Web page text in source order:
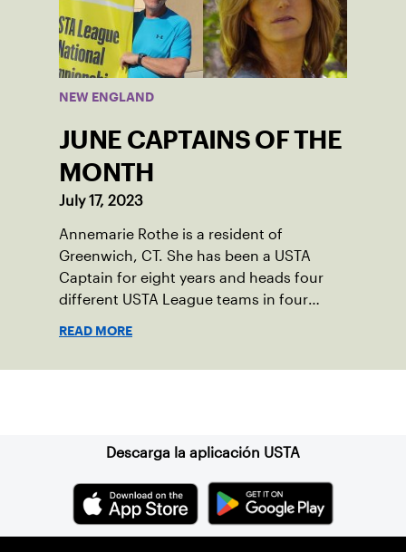
NEW ENGLAND
JUNE CAPTAINS OF THE
MONTH
July 17, 2023
Annemarie Rothe is a resident of
Greenwich, CT. She has been a USTA
Captain for eight years and heads four
different USTA League teams in four
READ MORE
Descarga la aplicación USTA